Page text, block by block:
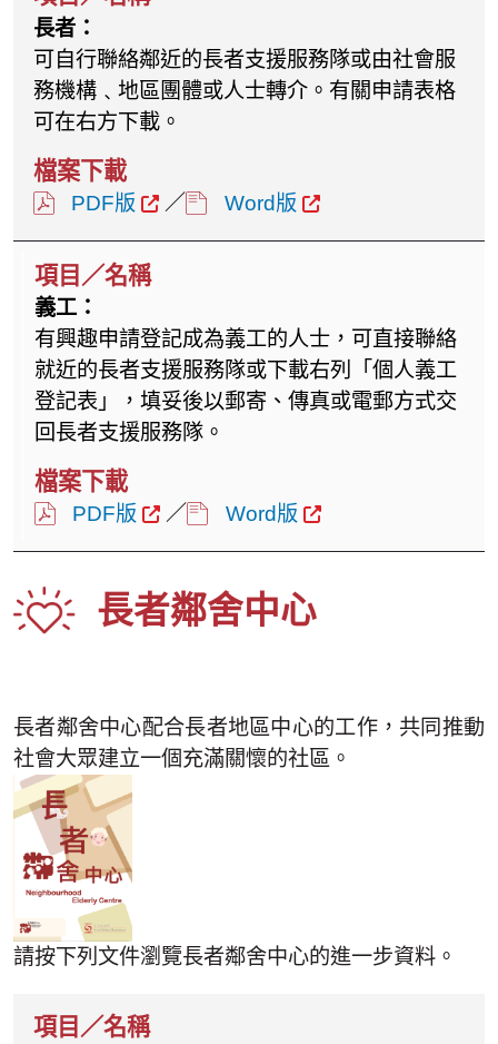
長者：
可自行聯絡鄰近的長者支援服務隊或由社會服
務機構﹑地區團體或人士轉介。有關申請表格
可在右方下載。
PDF版 ／ Word版
義工：
有興趣申請登記成為義工的人士，可直接聯絡
就近的長者支援服務隊或下載右列「個人義工
登記表」，填妥後以郵寄、傳真或電郵方式交
回長者支援服務隊。
PDF版 ／ Word版
長者鄰舍中心
長者鄰舍中心配合長者地區中心的工作，共同推動
社會大眾建立一個充滿關懷的社區。
請按下列文件瀏覽長者鄰舍中心的進一步資料。